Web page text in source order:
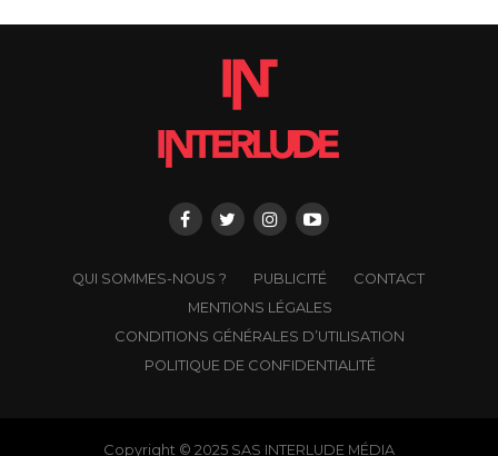
QUI SOMMES-NOUS ? PUBLICITÉ
CONTACT
MENTIONS LÉGALES
CONDITIONS GÉNÉRALES D’UTILISATION
POLITIQUE DE CONFIDENTIALITÉ
Copyright © 2025 SAS INTERLUDE MÉDIA